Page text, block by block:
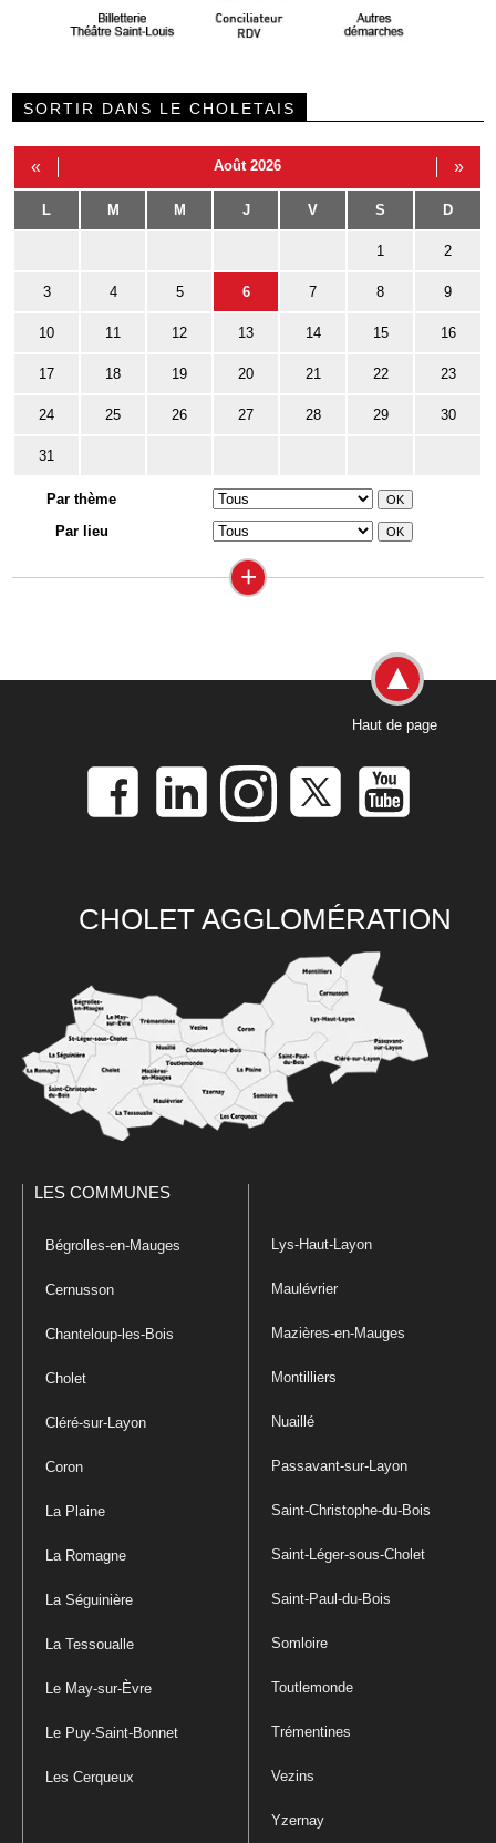
SORTIR DANS LE CHOLETAIS
« Août 2026 »
L M M J V S D
1 2
3 4 5 6 7 8 9
10 11 12 13 14 15 16
17 18 19 20 21 22 23
24 25 26 27 28 29 30
31
Par thème
Par lieu
+
Haut de page
CHOLET AGGLOMÉRATION
LES COMMUNES
Bégrolles-en-Mauges
Cernusson
Chanteloup-les-Bois
Cholet
Cléré-sur-Layon
Coron
La Plaine
La Romagne
La Séguinière
La Tessoualle
Le May-sur-Èvre
Le Puy-Saint-Bonnet
Les Cerqueux
Lys-Haut-Layon
Maulévrier
Mazières-en-Mauges
Montilliers
Nuaillé
Passavant-sur-Layon
Saint-Christophe-du-Bois
Saint-Léger-sous-Cholet
Saint-Paul-du-Bois
Somloire
Toutlemonde
Trémentines
Vezins
Yzernay